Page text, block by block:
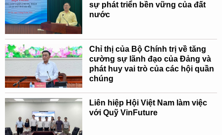
sự phát triển bền vững của đất
nước
Chỉ thị của Bộ Chính trị về tăng
cường sự lãnh đạo của Đảng và
phát huy vai trò của các hội quần
chúng
Liên hiệp Hội Việt Nam làm việc
với Quỹ VinFuture